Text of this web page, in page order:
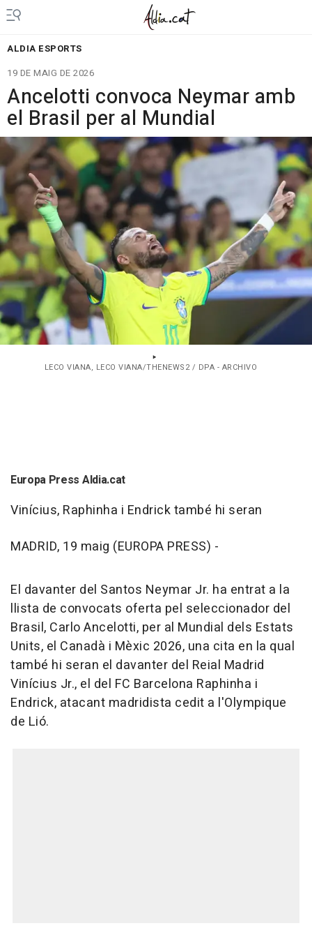
ALDIA ESPORTS
19 DE MAIG DE 2026
Ancelotti convoca Neymar amb
el Brasil per al Mundial
LECO VIANA, LECO VIANA/THENEWS2 / DPA - ARCHIVO
Europa Press Aldia.cat
Vinícius, Raphinha i Endrick també hi seran
MADRID, 19 maig (EUROPA PRESS) -
El davanter del Santos Neymar Jr. ha entrat a la
llista de convocats oferta pel seleccionador del
Brasil, Carlo Ancelotti, per al Mundial dels Estats
Units, el Canadà i Mèxic 2026, una cita en la qual
també hi seran el davanter del Reial Madrid
Vinícius Jr., el del FC Barcelona Raphinha i
Endrick, atacant madridista cedit a l'Olympique
de Lió.